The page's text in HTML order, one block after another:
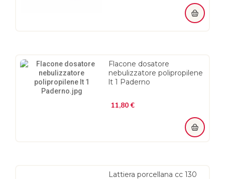
Flacone dosatore
nebulizzatore polipropilene
lt 1 Paderno
11,80 €
Lattiera porcellana cc 130